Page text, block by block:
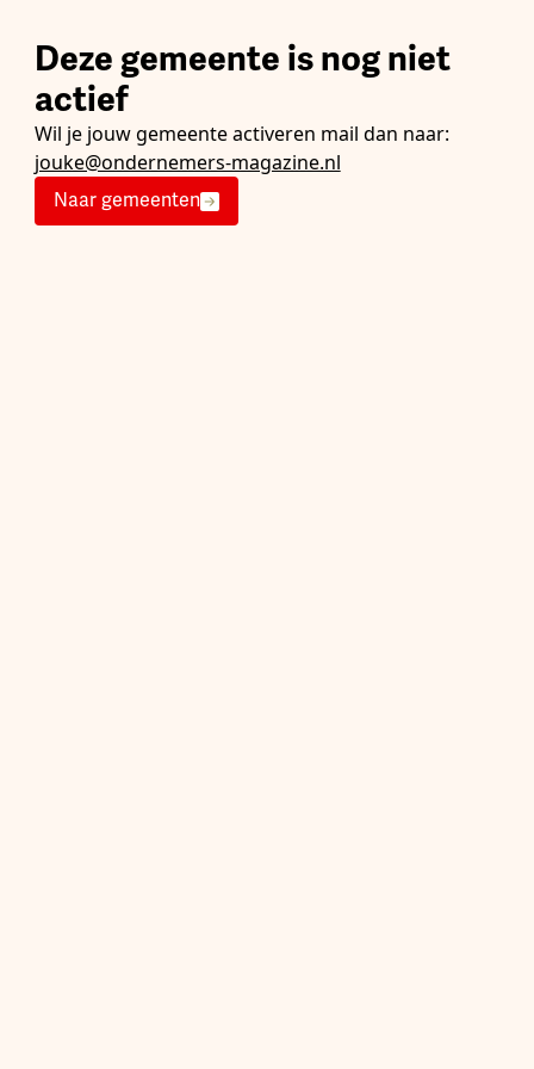
Deze gemeente is nog niet
actief
Wil je jouw gemeente activeren mail dan naar:
jouke@ondernemers-magazine.nl
Naar gemeenten